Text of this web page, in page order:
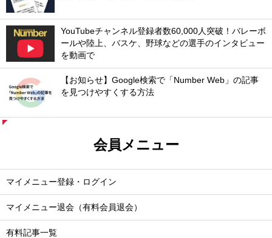
YouTubeチャンネル登録者数60,000人突破！バレーボ
ールや陸上、バスケ、野球などの選手のインタビュー
を動画で
【お知らせ】Google検索で「Number Web」の記事
を見つけやすくする方法
会員メニュー
マイメニュー登録・ログイン
マイメニュー退会（有料会員退会）
有料記事一覧